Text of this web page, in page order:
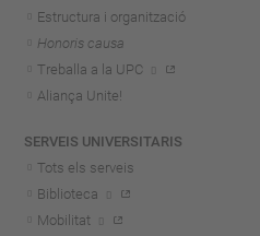
Estructura i organització
Honoris causa
Treballa a la UPC
Aliança Unite!
SERVEIS UNIVERSITARIS
Tots els serveis
Biblioteca
Mobilitat